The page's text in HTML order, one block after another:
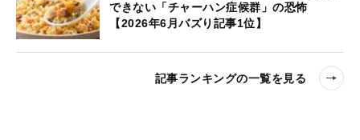
できない「チャーハン症候群」の恐怖
【2026年6月バズり記事1位】
記事ランキングの一覧を見る